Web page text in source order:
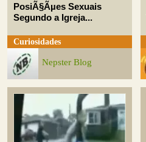
PosiÃ§Ãµes Sexuais
Segundo a Igreja...
Curiosidades
Nepster Blog